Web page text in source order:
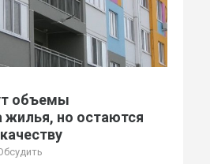
объемы
жилья, но остаются